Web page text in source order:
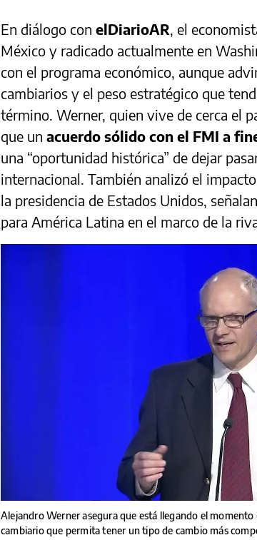
En diálogo con elDiarioAR, el
México y radicado actualmente en
con el programa económico, aunque
cambiarios y el peso estratégico que
término. Werner, quien vive de cerca el
que un acuerdo sólido con el FMI a
una “oportunidad histórica” de dejar
internacional. También analizó el
la presidencia de Estados Unidos,
para América Latina en el marco de la
Alejandro Werner asegura que está llegando el
cambiario que permita tener un tipo de cambio más